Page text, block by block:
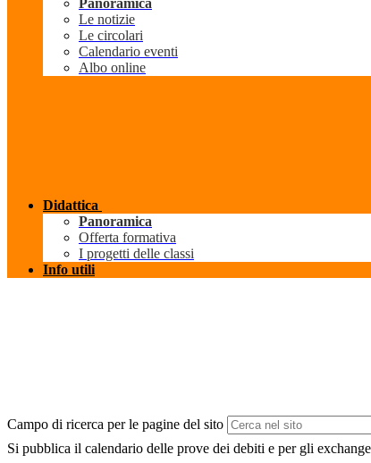
Panoramica
Le notizie
Le circolari
Calendario eventi
Albo online
Didattica
Panoramica
Offerta formativa
I progetti delle classi
Info utili
Campo di ricerca per le pagine del sito
Si pubblica il calendario delle prove dei debiti e per gli